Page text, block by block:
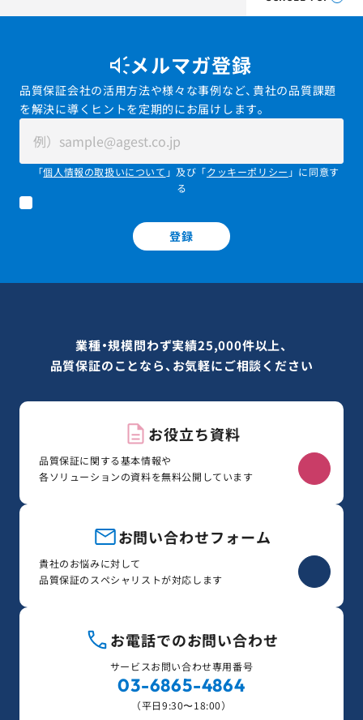
メルマガ登録
品質保証会社の活用方法や様々な事例など、貴社の品質課題
を解決に導くヒントを定期的にお届けします。
「個人情報の取扱いについて 」及び「クッキーポリシー 」に同意す
る
登録
業種・規模問わず実績25,000件以上、
品質保証のことなら、お気軽にご相談ください
お役立ち資料
品質保証に関する基本情報や
各ソリューションの資料を無料公開しています
お問い合わせフォーム
貴社のお悩みに対して
品質保証のスペシャリストが対応します
お電話でのお問い合わせ
サービスお問い合わせ専用番号
03-6865-4864
（平日9:30〜18:00）